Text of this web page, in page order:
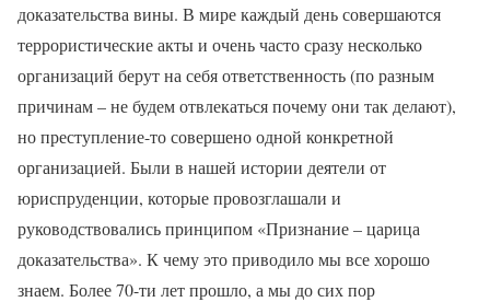
доказательства вины. В мире каждый день совершаются
террористические акты и очень часто сразу несколько
организаций берут на себя ответственность (по разным
причинам – не будем отвлекаться почему они так делают),
но преступление-то совершено одной конкретной
организацией. Были в нашей истории деятели от
юриспруденции, которые провозглашали и
руководствовались принципом «Признание – царица
доказательства». К чему это приводило мы все хорошо
знаем. Более 70-ти лет прошло, а мы до сих пор